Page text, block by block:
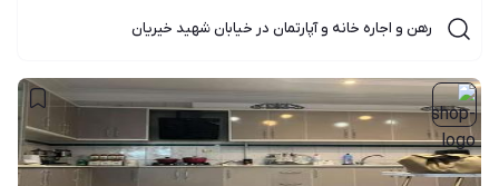
رهن و اجاره خانه و آپارتمان در خیابان شهید خیریان